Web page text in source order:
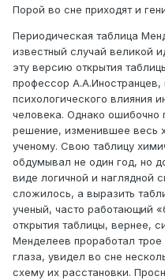
Порой во сне приходят и
Периодическая таблица
известный случай великой
эту версию открытия
профессор А.А.Иностранцев,
психологического влияния
человека. Однако ошибочно
решение, изменившее весь
ученому. Свою таблицу
обдумывал не один год, но
виде логичной и наглядной
сложилось, а выразить
ученый, часто работающий
открытия таблицы, вернее,
Менделеев проработал
глаза, увидел во сне
схему их расстановки.